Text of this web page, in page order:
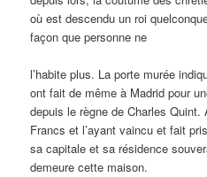
où est descendu un roi
façon que personne ne
l’habite plus. La porte murée
ont fait de même à Madrid pour
depuis le règne de Charles
Francs et l’ayant vaincu et fait
sa capitale et sa résidence
demeure cette maison.